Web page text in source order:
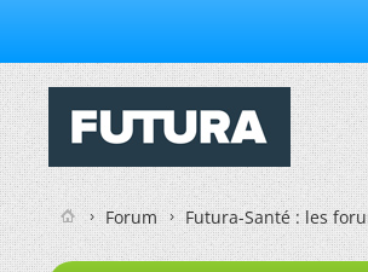
Forum Futura-Santé : les